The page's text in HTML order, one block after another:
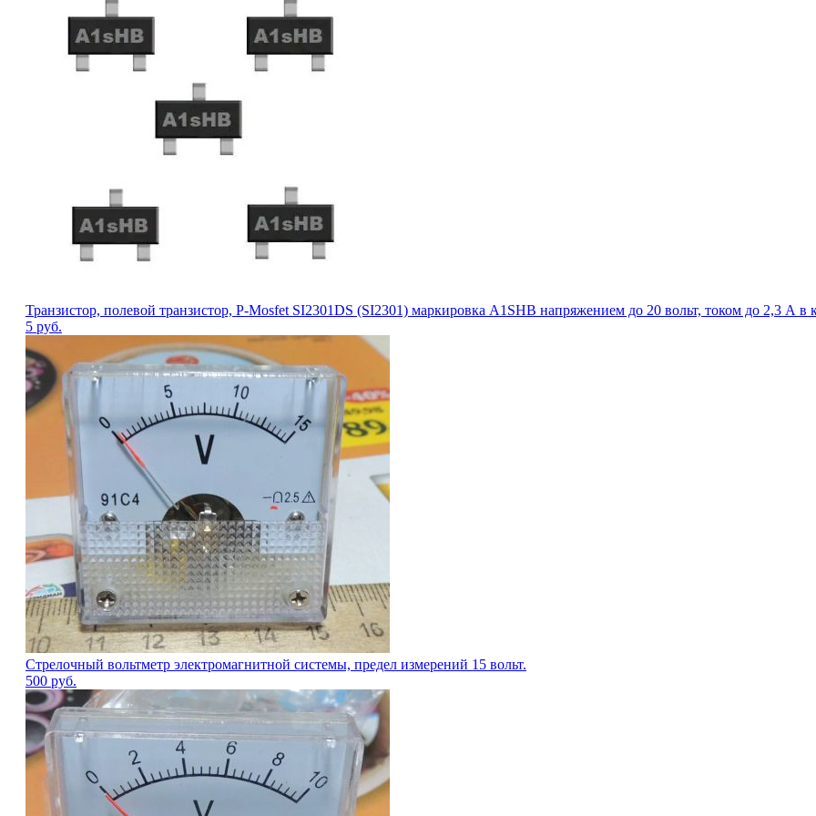
Транзистор, полевой транзистор, P-Mosfet SI2301DS (SI2301) маркировка A1SHB напряжением до 20 вольт, током до 2,3 А в
5 руб.
Стрелочный вольтметр электромагнитной системы, предел измерений 15 вольт.
500 руб.